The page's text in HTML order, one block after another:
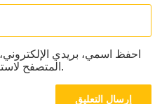
احفظ اسمي، بريدي
المتصفح لاستخدامها المرة المقبلة في تعليقي.